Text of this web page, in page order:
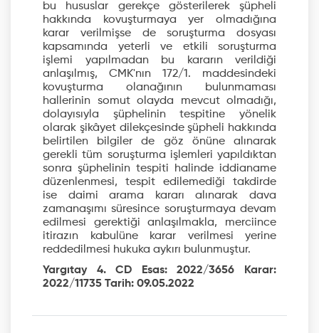
bu hususlar gerekçe gösterilerek şüpheli
hakkında kovuşturmaya yer olmadığına
karar verilmişse de soruşturma dosyası
kapsamında yeterli ve etkili soruşturma
işlemi yapılmadan bu kararın verildiği
anlaşılmış, CMK'nın 172/1. maddesindeki
kovuşturma olanağının bulunmaması
hallerinin somut olayda mevcut olmadığı,
dolayısıyla şüphelinin tespitine yönelik
olarak şikâyet dilekçesinde şüpheli hakkında
belirtilen bilgiler de göz önüne alınarak
gerekli tüm soruşturma işlemleri yapıldıktan
sonra şüphelinin tespiti halinde iddianame
düzenlenmesi, tespit edilemediği takdirde
ise daimi arama kararı alınarak dava
zamanaşımı süresince soruşturmaya devam
edilmesi gerektiği anlaşılmakla, merciince
itirazın kabulüne karar verilmesi yerine
reddedilmesi hukuka aykırı bulunmuştur.
Yargıtay 4. CD Esas: 2022/3656 Karar:
2022/11735 Tarih: 09.05.2022